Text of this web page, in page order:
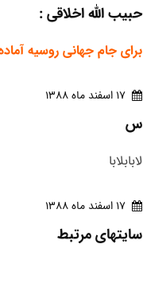
حبیب الله اخلاقی :
برای جام جهانی روسیه
17 اسفند ماه 1388
س
لابابلابا
17 اسفند ماه 1388
سایتهای مرتبط